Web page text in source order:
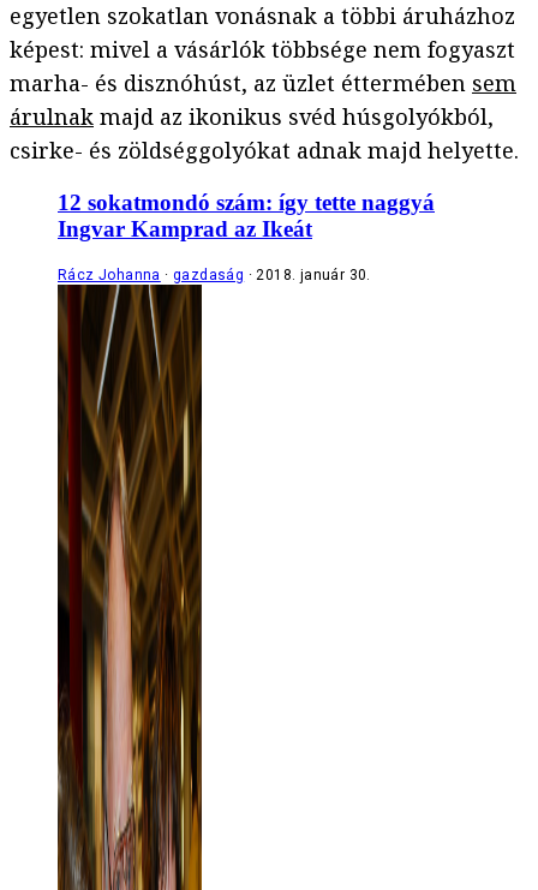
egyetlen szokatlan vonásnak a többi áruházhoz
képest: mivel a vásárlók többsége nem fogyaszt
marha- és disznóhúst, az üzlet éttermében sem
árulnak majd az ikonikus svéd húsgolyókból,
csirke- és zöldséggolyókat adnak majd helyette.
12 sokatmondó szám: így tette naggyá
Ingvar Kamprad az Ikeát
Rácz Johanna gazdaság 2018. január 30.